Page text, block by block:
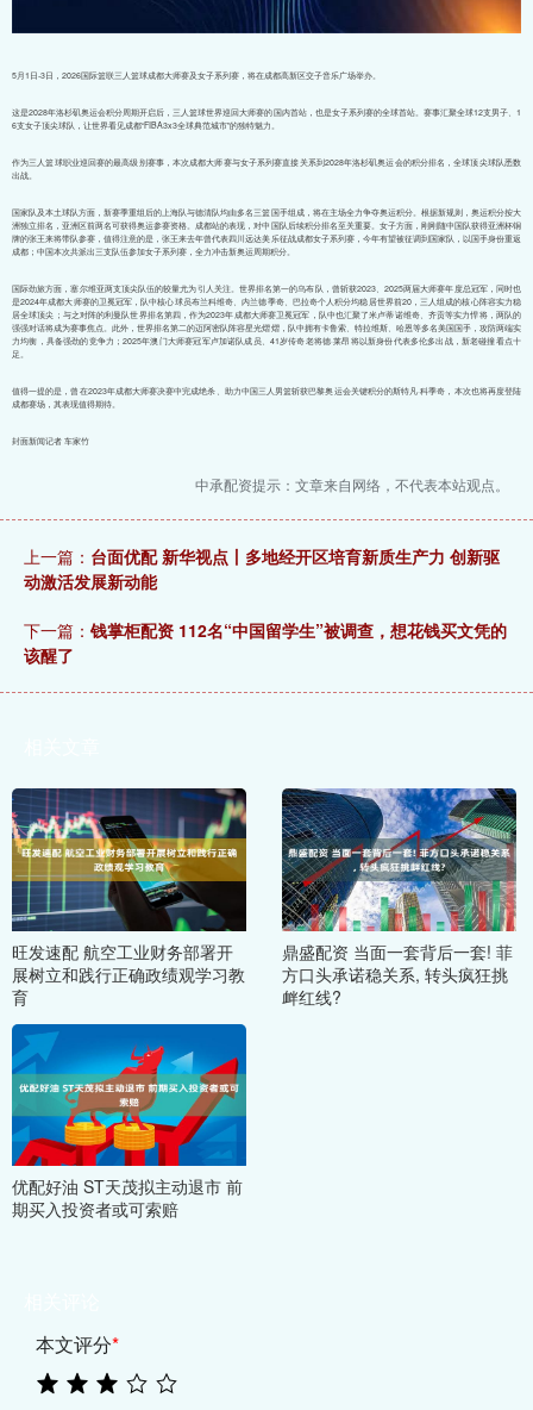
5月1日-3日，2026国际篮联三人篮球成都大师赛及女子系列赛，将在成都高新区交子音乐广场举办。
这是2028年洛杉矶奥运会积分周期开启后，三人篮球世界巡回大师赛的国内首站，也是女子系列赛的全球首站。赛事汇聚全球12支男子、1
6支女子顶尖球队，让世界看见成都“FIBA3x3全球典范城市”的独特魅力。
作为三人篮球职业巡回赛的最高级别赛事，本次成都大师赛与女子系列赛直接关系到2028年洛杉矶奥运会的积分排名，全球顶尖球队悉数
出战。
国家队及本土球队方面，新赛季重组后的上海队与德清队均由多名三篮国手组成，将在主场全力争夺奥运积分。根据新规则，奥运积分按大
洲独立排名，亚洲区前两名可获得奥运参赛资格。成都站的表现，对中国队后续积分排名至关重要。女子方面，刚刚随中国队获得亚洲杯铜
牌的张王来将带队参赛，值得注意的是，张王来去年曾代表四川远达美乐征战成都女子系列赛，今年有望被征调到国家队，以国手身份重返
成都；中国本次共派出三支队伍参加女子系列赛，全力冲击新奥运周期积分。
国际劲旅方面，塞尔维亚两支顶尖队伍的较量尤为引人关注。世界排名第一的乌布队，曾斩获2023、2025两届大师赛年度总冠军，同时也
是2024年成都大师赛的卫冕冠军，队中核心球员布兰科维奇、内兰德季奇、巴拉奇个人积分均稳居世界前20，三人组成的核心阵容实力稳
居全球顶尖；与之对阵的利曼队世界排名第四，作为2023年成都大师赛卫冕冠军，队中也汇聚了米卢蒂诺维奇、齐贡等实力悍将，两队的
强强对话将成为赛事焦点。此外，世界排名第二的迈阿密队阵容星光熠熠，队中拥有卡鲁索、特拉维斯、哈恩等多名美国国手，攻防两端实
力均衡，具备强劲的竞争力；2025年澳门大师赛冠军卢加诺队成员、41岁传奇老将德·莱昂将以新身份代表多伦多出战，新老碰撞看点十
足。
值得一提的是，曾在2023年成都大师赛决赛中完成绝杀、助力中国三人男篮斩获巴黎奥运会关键积分的斯特凡·科季奇，本次也将再度登陆
成都赛场，其表现值得期待。
封面新闻记者 车家竹
中承配资提示：文章来自网络，不代表本站观点。
上一篇： 台面优配 新华视点丨多地经开区培育新质生产力 创新驱
动激活发展新动能
下一篇： 钱掌柜配资 112名“中国留学生”被调查，想花钱买文凭的
该醒了
旺发速配 航空工业财务部署开
展树立和践行正确政绩观学习教
育
鼎盛配资 当面一套背后一套! 菲
方口头承诺稳关系, 转头疯狂挑
衅红线?
优配好油 ST天茂拟主动退市 前
期买入投资者或可索赔
本文评分*